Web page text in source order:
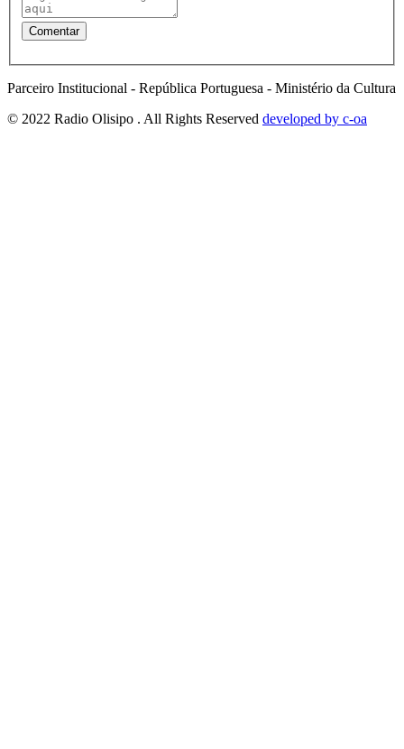
Parceiro Institucional - República Portuguesa - Ministério da Cultura
© 2022 Radio Olisipo . All Rights Reserved developed by c-oa